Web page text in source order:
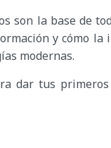
son la base de
y cómo
modernas.
dar tus